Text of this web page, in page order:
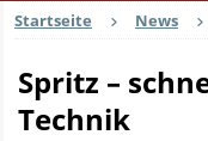
Startseite News
Spritz –
Technik